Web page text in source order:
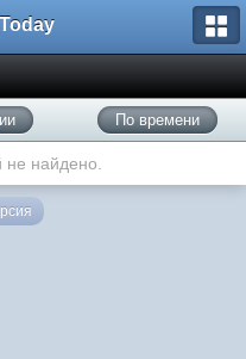
По времени
найдено.